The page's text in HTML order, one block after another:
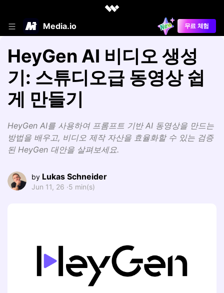
Media.io 무료 체험
HeyGen AI 비디오 생성
기: 스튜디오급 동영상 쉽
게 만들기
HeyGen AI를 사용하여 프롬프트 기반 AI 동영상을 만드는
방법을 배우고, 비디오 제작 자산을 효율화할 수 있는 검증
된 HeyGen 대안을 살펴보세요.
by Lukas Schneider
Jun 11, 26 ·5 min(s)